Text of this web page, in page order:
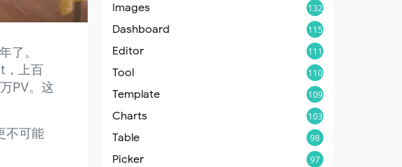
了。
，上百
PV。这
不可能
Images 132
Dashboard 115
Editor 111
Tool 110
Template 109
Charts 103
Table 98
Picker 97